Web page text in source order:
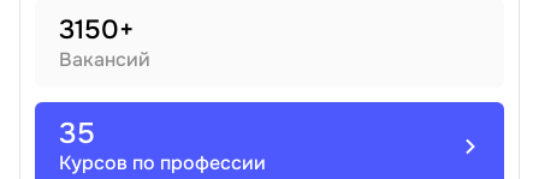
3150+
Вакансий
35
Курсов по профессии
ДПО
Акции и промокоды